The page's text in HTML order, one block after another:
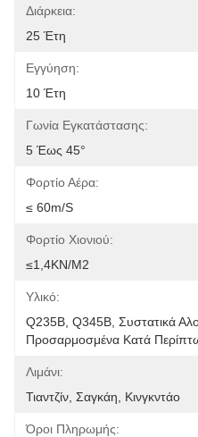
Διάρκεια:
25 Έτη
Εγγύηση:
10 Έτη
Γωνία Εγκατάστασης:
5 Έως 45°
Φορτίο Αέρα:
≤ 60m/s
Φορτίο Χιονιού:
≤1,4KN/m2
Υλικό:
Q235B, Q345B, Συστατικά
Προσαρμοσμένα Κατά
Λιμάνι:
Τιαντζίν, Σαγκάη, Κινγκντάο
Όροι Πληρωμής: